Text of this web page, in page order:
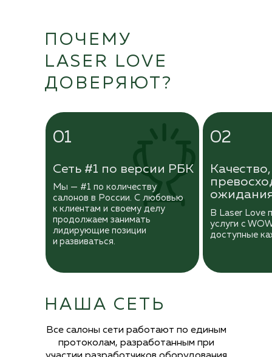
ПОЧЕМУ
LASER LOVE
ДОВЕРЯЮТ?
02
Качество,
В Laser Love
услуги с
доступные
01
Сеть #1 по версии РБК
Мы — #1 по количеству
салонов в России. С любовью
к клиентам и своему делу
продолжаем занимать
лидирующие позиции
и развиваться.
НАША СЕТЬ
Все салоны сети работают по единым
протоколам, разработанным при